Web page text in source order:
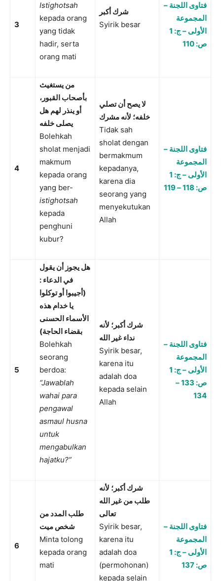
3
Istighotsah
kepada orang
yang tidak
hadir, serta
orang mati
شرك أكبر
Syirik besar
فتاوى اللجنة –
المجموعة
الأولى – ج: 1
ص: 110
4
من يستغيث
بأصحاب القبور،
أو ينذر لهم هل
يصلى خلفه
Bolehkah
sholat menjadi
makmum
kepada orang
yang ber-
istighotsah
kepada
penghuni
kubur?
لا يصح أن تصلي
خلفه؛ لأنه مشرك
Tidak sah
sholat dengan
bermakmum
kepadanya,
karena dia
seorang yang
menyekutukan
Allah
فتاوى اللجنة –
المجموعة
الأولى – ج: 1
ص: 118 – 119
5
هل يجوز أن يقول
في الدعاء :
(أجيبوا أو توكلوا
يا خدام هذه
الأسماء الحسنى
بقضاء الحاجة)
Bolehkah
seorang
berdoa:
“Jawablah
wahai para
pengawal
asmaul husna
untuk
mengabulkan
hajatku?”
شرك أكبر؛ لأنه
نداء غير الله
Syirik besar,
karena itu
adalah doa
kepada selain
Allah
فتاوى اللجنة –
المجموعة
الأولى – ج: 1
ص: 133 –
134
6
طلب المدد من
شخص ميت
Minta tolong
kepada orang
mati
شرك أكبر؛ لأنه
طلب من غير الله
تعالى
Syirik besar,
karena itu
adalah doa
(permohonan)
kepada selain
فتاوى اللجنة –
المجموعة
الأولى – ج: 1
ص: 137